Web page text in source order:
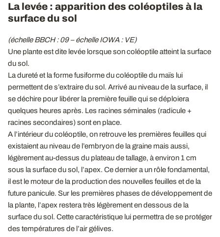
La levée : apparition des coléoptiles à la
surface du sol
(échelle BBCH : 09 – échelle IOWA : VE)
Une plante est dite levée lorsque son coléoptile atteint la surface
du sol.
La dureté et la forme fusiforme du coléoptile du maïs lui
permettent de s’extraire du sol. Arrivé au niveau de la surface, il
se déchire pour libérer la première feuille qui se déploiera
quelques heures après. Les racines séminales (radicule +
racines secondaires) sont en place.
A l’intérieur du coléoptile, on retrouve les premières feuilles qui
existaient au niveau de l’embryon de la graine mais aussi,
légèrement au-dessus du plateau de tallage, à environ 1 cm
sous la surface du sol, l’apex. Ce dernier a un rôle fondamental,
il est le moteur de la production des nouvelles feuilles et de la
future panicule. Sur les premières phases de développement de
la plante, l’apex restera très légèrement en dessous de la
surface du sol. Cette caractéristique lui permettra de se protéger
des températures de l’air gélives.